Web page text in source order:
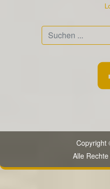
Copyright
Alle